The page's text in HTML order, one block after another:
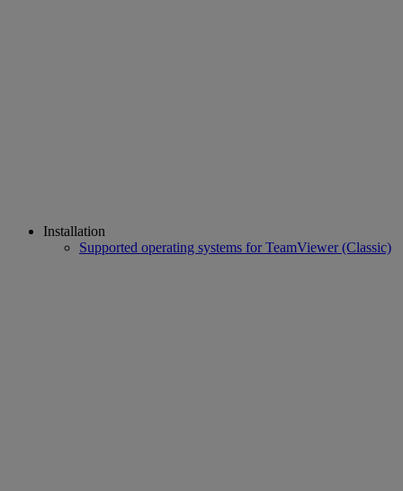
Installation
Supported operating systems for TeamViewer (Classic)